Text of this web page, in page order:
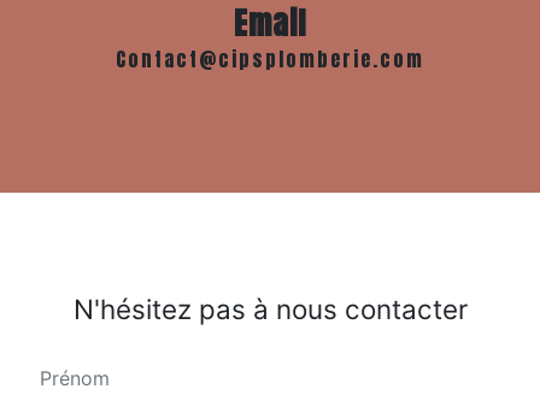
Email
contact@cipsplomberie.com
N'hésitez pas à nous contacter